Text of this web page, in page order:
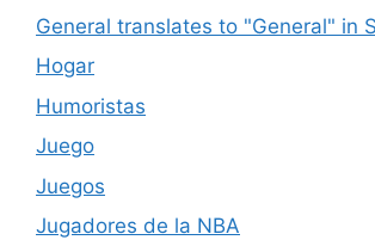
General translates to "General" in
Hogar
Humoristas
Juego
Juegos
Jugadores de la NBA